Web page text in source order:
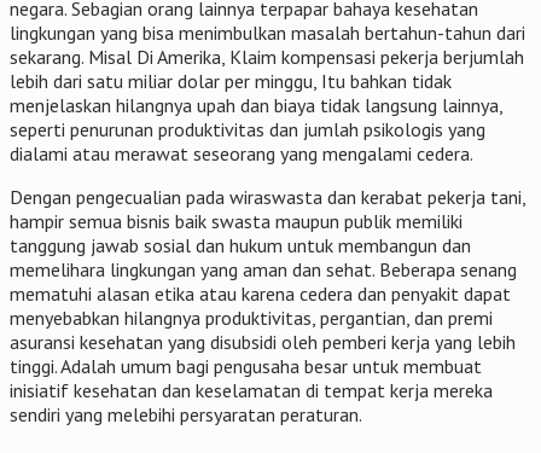
negara. Sebagian orang lainnya terpapar bahaya kesehatan
lingkungan yang bisa menimbulkan masalah bertahun-tahun dari
sekarang. Misal Di Amerika, Klaim kompensasi pekerja berjumlah
lebih dari satu miliar dolar per minggu, Itu bahkan tidak
menjelaskan hilangnya upah dan biaya tidak langsung lainnya,
seperti penurunan produktivitas dan jumlah psikologis yang
dialami atau merawat seseorang yang mengalami cedera.
Dengan pengecualian pada wiraswasta dan kerabat pekerja tani,
hampir semua bisnis baik swasta maupun publik memiliki
tanggung jawab sosial dan hukum untuk membangun dan
memelihara lingkungan yang aman dan sehat. Beberapa senang
mematuhi alasan etika atau karena cedera dan penyakit dapat
menyebabkan hilangnya produktivitas, pergantian, dan premi
asuransi kesehatan yang disubsidi oleh pemberi kerja yang lebih
tinggi. Adalah umum bagi pengusaha besar untuk membuat
inisiatif kesehatan dan keselamatan di tempat kerja mereka
sendiri yang melebihi persyaratan peraturan.